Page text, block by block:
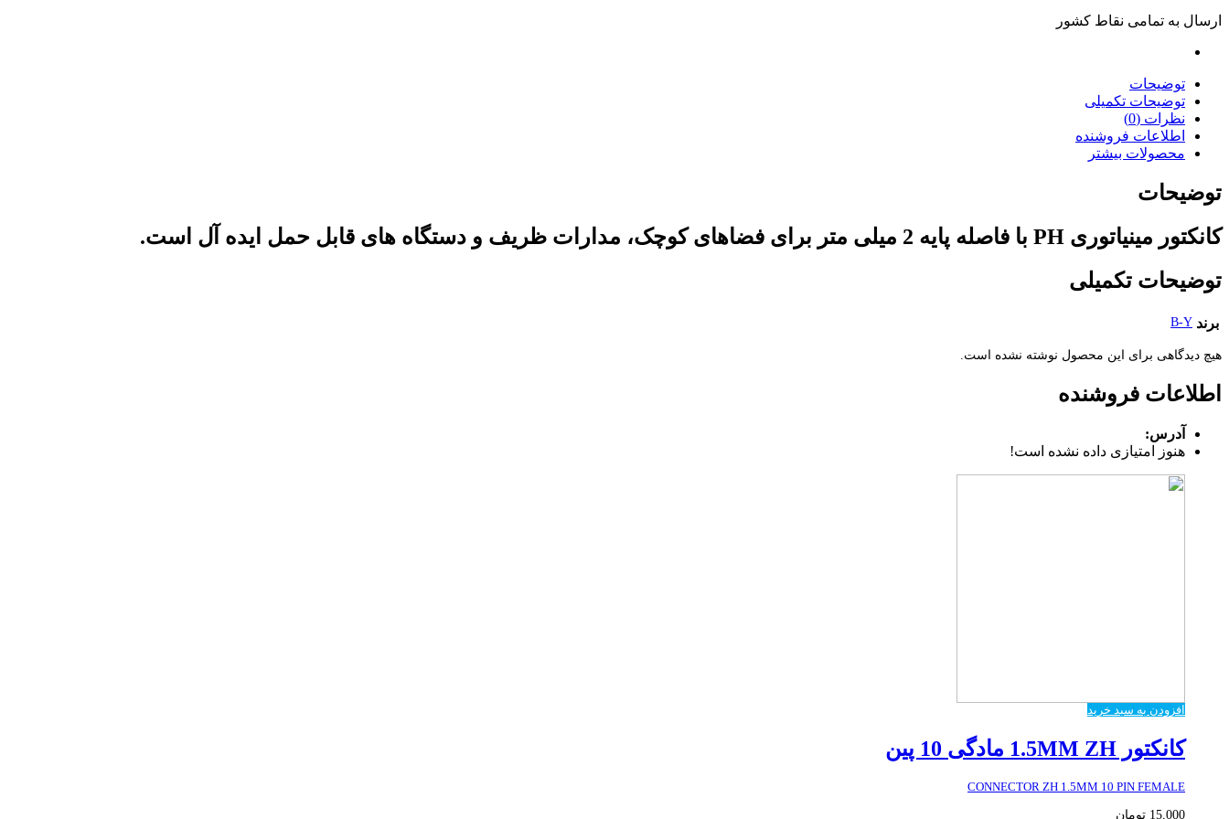
ارسال به تمامی نقاط کشور
توضیحات
توضیحات تکمیلی
نظرات (0)
اطلاعات فروشنده
محصولات بیشتر
توضیحات
کانکتور مینیاتوری PH با فاصله پایه 2 میلی متر برای فضاهای کوچک، مدارات ظریف و دستگاه های قابل حمل ایده آل است.
توضیحات تکمیلی
برند B-Y
هیچ دیدگاهی برای این محصول نوشته نشده است.
اطلاعات فروشنده
آدرس:
هنوز امتیازی داده نشده است!
افزودن به سبد خرید
کانکتور 1.5MM ZH مادگی 10 پین
CONNECTOR ZH 1.5MM 10 PIN FEMALE
15,000 تومان